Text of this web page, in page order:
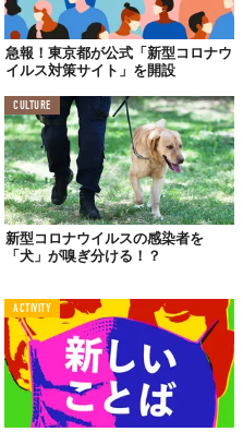
急報！東京都が公式「新型コロナウ
イルス対策サイト」を開設
CULTURE
新型コロナウイルスの感染者を
「犬」が嗅ぎ分ける！？
ACTIVITY